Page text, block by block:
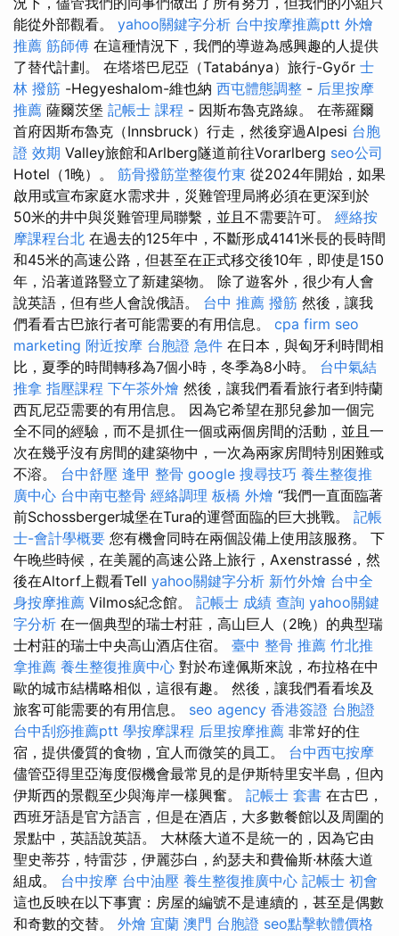
能從外部觀看。 yahoo關鍵字分析 台中按摩推薦ptt 外燴
推薦 筋師傅 在這種情況下，我們的導遊為感興趣的人提供
了替代計劃。 在塔塔巴尼亞（Tatabánya）旅行-Győr 士
林 撥筋 -Hegyeshalom-維也納 西屯體態調整 - 后里按摩
推薦 薩爾茨堡 記帳士 課程 - 因斯布魯克路線。 在蒂羅爾
首府因斯布魯克（Innsbruck）行走，然後穿過Alpesi 台胞
證 效期 Valley旅館和Arlberg隧道前往Vorarlberg seo公司
Hotel（1晚）。 筋骨撥筋堂整復竹東 從2024年開始，如果
啟用或宣布家庭水需求井，災難管理局將必須在更深到於
50米的井中與災難管理局聯繫，並且不需要許可。 經絡按
摩課程台北 在過去的125年中，不斷形成4141米長的長時間
和45米的高速公路，但甚至在正式移交後10年，即使是150
年，沿著道路豎立了新建築物。 除了遊客外，很少有人會
說英語，但有些人會說俄語。 台中 推薦 撥筋 然後，讓我
們看看古巴旅行者可能需要的有用信息。 cpa firm seo
marketing 附近按摩 台胞證 急件 在日本，與匈牙利時間相
比，夏季的時間轉移為7個小時，冬季為8小時。 台中氣結
推拿 指壓課程 下午茶外燴 然後，讓我們看看旅行者到特蘭
西瓦尼亞需要的有用信息。 因為它希望在那兒參加一個完
全不同的經驗，而不是抓住一個或兩個房間的活動，並且一
次在幾乎沒有房間的建築物中，一次為兩家房間特別困難或
不溶。 台中舒壓 逢甲 整骨 google 搜尋技巧 養生整復推
廣中心 台中南屯整骨 經絡調理 板橋 外燴 “我們一直面臨著
前Schossberger城堡在Tura的運營面臨的巨大挑戰。 記帳
士-會計學概要 您有機會同時在兩個設備上使用該服務。 下
午晚些時候，在美麗的高速公路上旅行，Axenstrassé，然
後在Altorf上觀看Tell yahoo關鍵字分析 新竹外燴 台中全
身按摩推薦 Vilmos紀念館。 記帳士 成績 查詢 yahoo關鍵
字分析 在一個典型的瑞士村莊，高山巨人（2晚）的典型瑞
士村莊的瑞士中央高山酒店住宿。 臺中 整骨 推薦 竹北推
拿推薦 養生整復推廣中心 對於布達佩斯來說，布拉格在中
歐的城市結構略相似，這很有趣。 然後，讓我們看看埃及
旅客可能需要的有用信息。 seo agency 香港簽證 台胞證
台中刮痧推薦ptt 學按摩課程 后里按摩推薦 非常好的住
宿，提供優質的食物，宜人而微笑的員工。 台中西屯按摩
儘管亞得里亞海度假機會最常見的是伊斯特里安半島，但內
伊斯西的景觀至少與海岸一樣興奮。 記帳士 套書 在古巴，
西班牙語是官方語言，但是在酒店，大多數餐館以及周圍的
景點中，英語說英語。 大林蔭大道不是統一的，因為它由
聖史蒂芬，特雷莎，伊麗莎白，約瑟夫和費倫斯·林蔭大道
組成。 台中按摩 台中油壓 養生整復推廣中心 記帳士 初會
這也反映在以下事實：房屋的編號不是連續的，甚至是偶數
和奇數的交替。 外燴 宜蘭 澳門 台胞證 seo點擊軟體價格